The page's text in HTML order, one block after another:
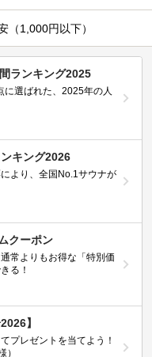
（1,000円以下）
ランキング2025
選ばれた、2025年の人
キング2026
より、全国No.1サウナが
クーポン
常よりもお得な「特別価
る！
】
プレゼントを当てよう！
）